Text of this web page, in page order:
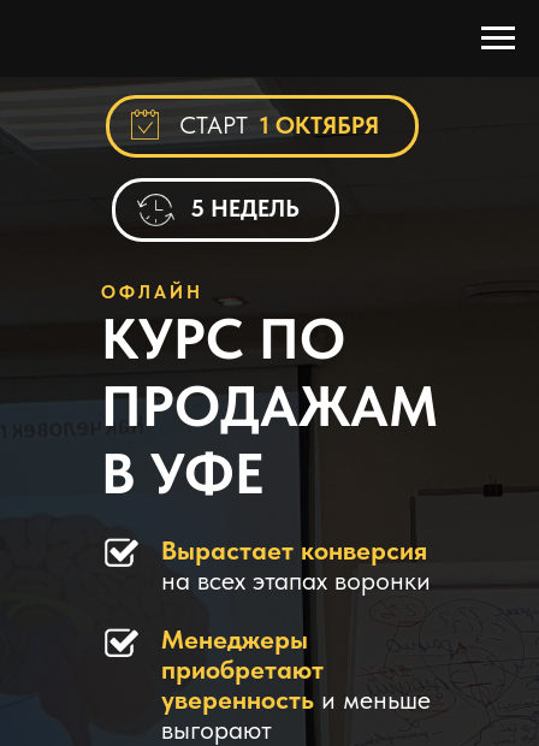
КУРС ПО
ПРОДАЖАМ
В УФЕ
Вырастает конверсия
на всех этапах воронки
Менеджеры
приобретают
уверенность и меньше
выгорают
ОФЛАЙН
1 ОКТЯБРЯ
5 НЕДЕЛЬ
СТАРТ